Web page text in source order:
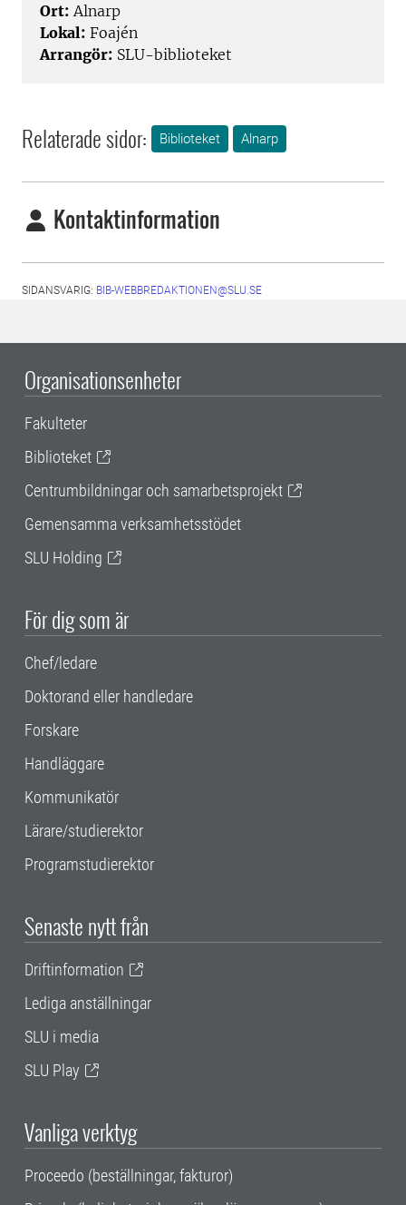
Ort: Alnarp
Lokal: Foajén
Arrangör: SLU-biblioteket
Relaterade sidor: Biblioteket Alnarp
Kontaktinformation
SIDANSVARIG: BIB-WEBBREDAKTIONEN@SLU.SE
Organisationsenheter
Fakulteter
Biblioteket
Centrumbildningar och samarbetsprojekt
Gemensamma verksamhetsstödet
SLU Holding
För dig som är
Chef/ledare
Doktorand eller handledare
Forskare
Handläggare
Kommunikatör
Lärare/studierektor
Programstudierektor
Senaste nytt från
Driftinformation
Lediga anställningar
SLU i media
SLU Play
Vanliga verktyg
Proceedo (beställningar, fakturor)